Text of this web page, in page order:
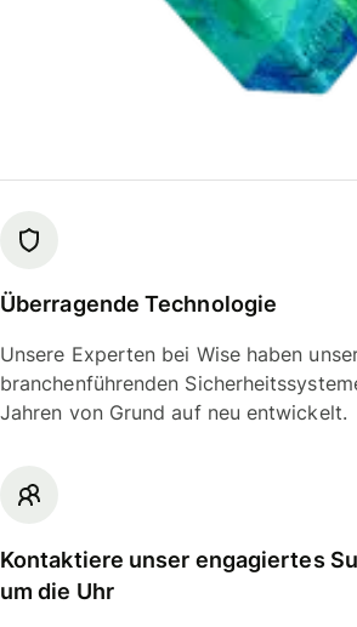
Überragende Technologie
Unsere Experten bei Wise haben
branchenführenden
Jahren von Grund auf neu entwickelt.
Kontaktiere unser engagiertes
um die Uhr